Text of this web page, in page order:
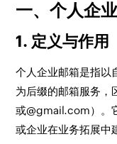
一、个人企
1. 定义与作用
个人企业邮箱是指以
为后缀的邮箱服务，
或@gmail.com）。
或企业在业务拓展中